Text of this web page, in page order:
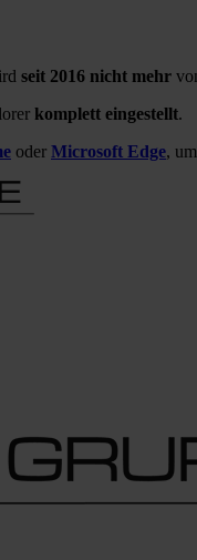
seit 2016 nicht mehr
komplett eingestellt.
oder Microsoft Edge,